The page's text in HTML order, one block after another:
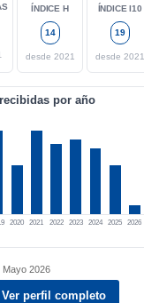
ÍNDICE H
14
desde 2021
ÍNDICE I10
19
desde 2021
por año
2020 2021 2022 2023 2024 2025 2026
Mayo 2026
Ver perfil completo